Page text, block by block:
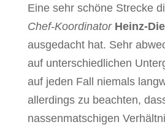
Eine sehr schöne Strecke
Chef-Koordinator Heinz-
ausgedacht hat. Sehr
auf unterschiedlichen
auf jeden Fall niemals
allerdings zu beachten,
nassenmatschigen